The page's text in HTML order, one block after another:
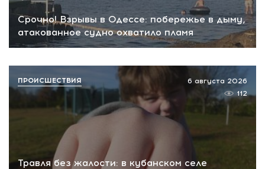
Срочно! Взрывы в Одессе: побережье в дыму,
атакованное судно охватило пламя
Травля без жалости: в кубанском селе
6 августа 2026
112
ПРОИСШЕСТВИЯ